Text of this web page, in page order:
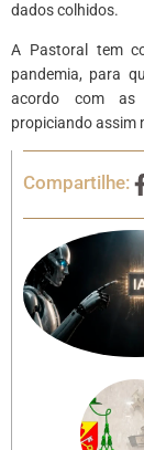
dados colhidos.
A Pastoral tem
pandemia, para
acordo com as
propiciando assim
Compartilhe: